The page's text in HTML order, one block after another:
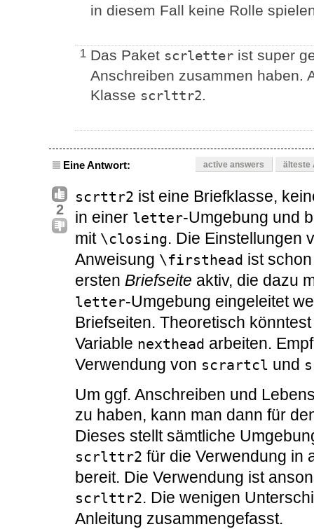
in diesem Fall keine Rolle
1 Das Paket scrletter ist super
Anschreiben zusammen haben.
Klasse scrlttr2.
Eine Antwort: active answers älteste
2
scrttr2 ist eine Briefklasse,
in einer letter-Umgebung und
mit \closing. Die Einstellungen
Anweisung \firsthead ist
ersten Briefseite aktiv, die dazu
letter-Umgebung eingeleitet
Briefseiten. Theoretisch
Variable nexthead arbeiten.
Verwendung von scrartcl und
Um ggf. Anschreiben und
zu haben, kann man dann für
Dieses stellt sämtliche
scrlttr2 für die Verwendung in
bereit. Die Verwendung ist
scrlttr2. Die wenigen
Anleitung zusammengefasst.